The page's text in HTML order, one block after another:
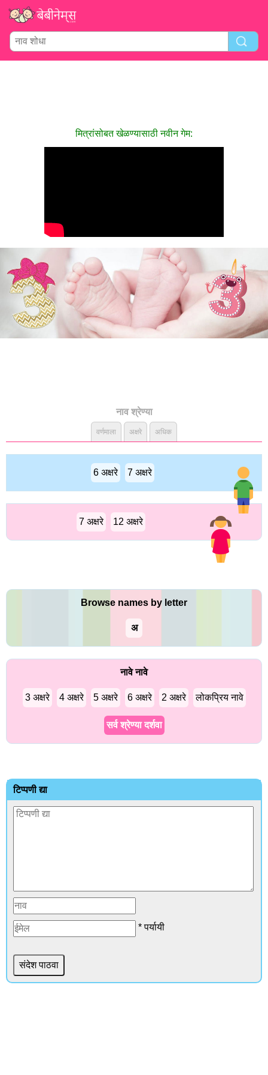
मित्रांसोबत खेळण्यासाठी नवीन गेम:
नाव श्रेण्या
वर्णमाला अक्षरे अधिक
6 अक्षरे 7 अक्षरे
7 अक्षरे 12 अक्षरे
Browse names by letter
अ
नावे नावे
3 अक्षरे 4 अक्षरे 5 अक्षरे 6 अक्षरे 2 अक्षरे लोकप्रिय नावे
सर्व श्रेण्या दर्शवा
टिप्पणी द्या
* पर्यायी